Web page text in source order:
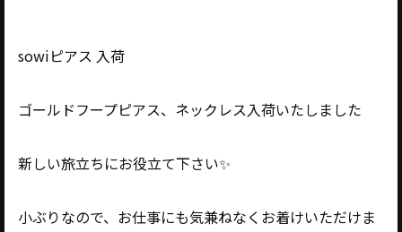
sowiピアス 入荷
ゴールドフープピアス、ネックレス入荷いたしました
新しい旅立ちにお役立て下さい✨️
小ぶりなので、お仕事にも気兼ねなくお着けいただけま